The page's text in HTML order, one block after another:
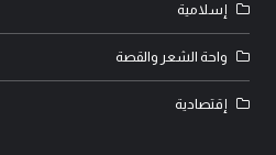
إسلامية
واحة الشعر والقصة
إقتصادية